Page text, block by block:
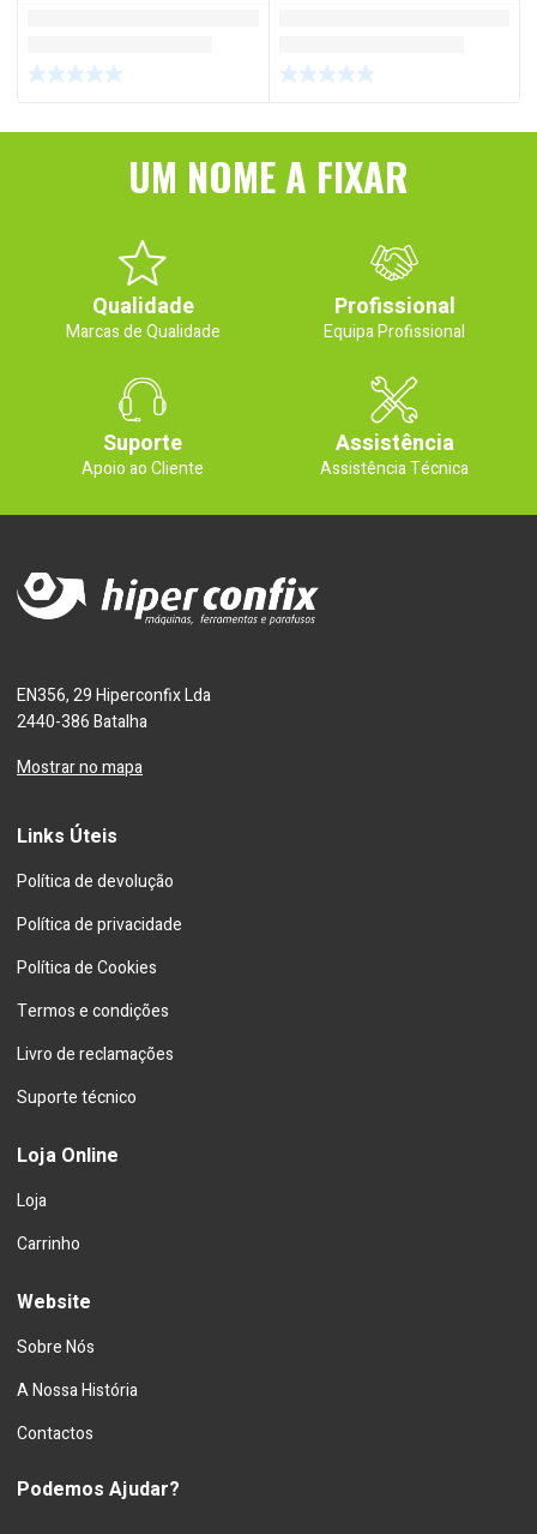
UM NOME A FIXAR
Qualidade
Marcas de Qualidade
Profissional
Equipa Profissional
Suporte
Apoio ao Cliente
Assistência
Assistência Técnica
EN356, 29 Hiperconfix Lda
2440-386 Batalha
Mostrar no mapa
Links Úteis
Política de devolução
Política de privacidade
Política de Cookies
Termos e condições
Livro de reclamações
Suporte técnico
Loja Online
Loja
Carrinho
Website
Sobre Nós
A Nossa História
Contactos
Podemos Ajudar?